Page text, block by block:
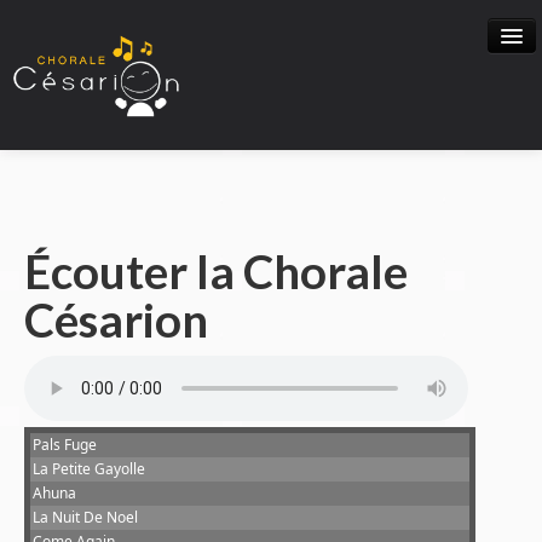
Activités
Programme Musical
BLOG
Écouter la Chorale
Césarion
Pals Fuge
La Petite Gayolle
Ahuna
La Nuit De Noel